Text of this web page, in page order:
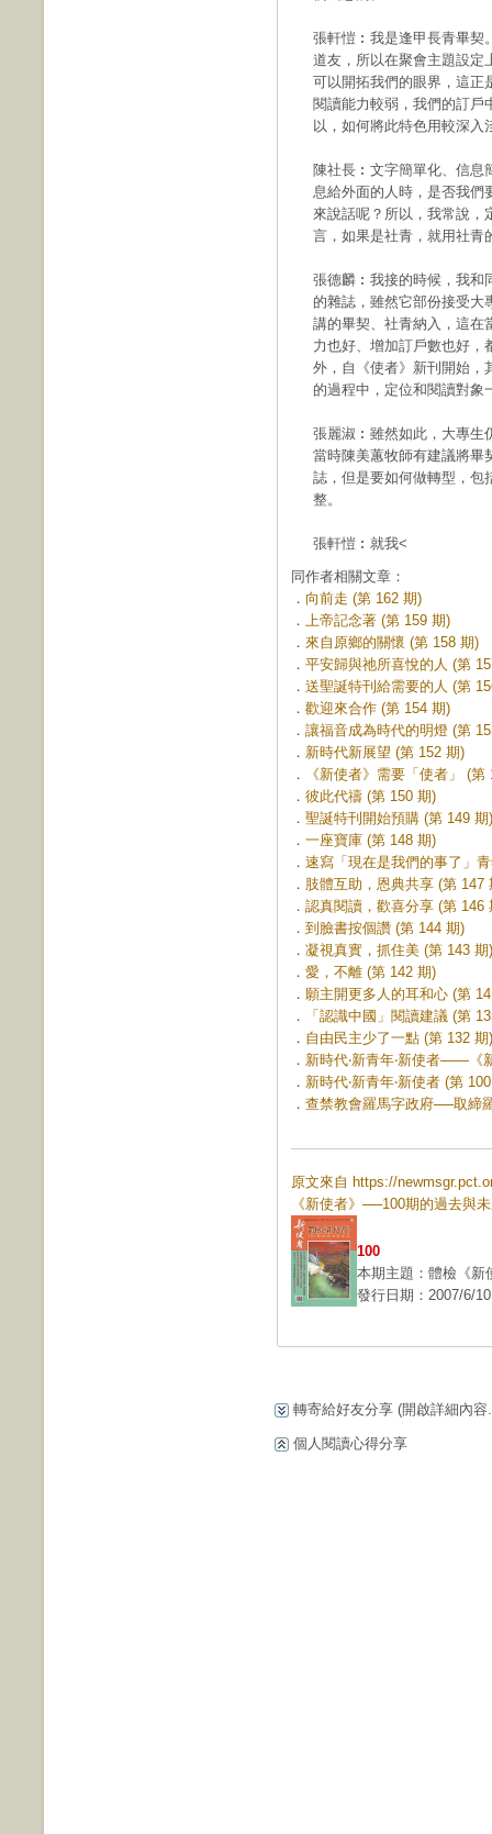
張軒愷︰我是逢甲長青畢契
道友，所以在聚會主題設定
可以開拓我們的眼界，這正
閱讀能力較弱，我們的訂戶
以，如何將此特色用較深
陳社長︰文字簡單化、信息
息給外面的人時，是否我們
來說話呢？所以，我常說，
言，如果是社青，就用社青
張德麟︰我接的時候，我和
的雜誌，雖然它部份接受大
講的畢契、社青納入，這在
力也好、增加訂戶數也好，
外，自《使者》新刊開始，
的過程中，定位和閱讀對象
張麗淑︰雖然如此，大專生
當時陳美蕙牧師有建議將畢
誌，但是要如何做轉型，包
整。
張軒愷︰就我<
同作者相關文章：
． 向前走 (第 162 期)
． 上帝記念著 (第 159 期)
． 來自原鄉的關懷 (第 158 期)
． 平安歸與祂所喜悅的人 (第
． 送聖誕特刊給需要的人 (第
． 歡迎來合作 (第 154 期)
． 讓福音成為時代的明燈 (第
． 新時代新展望 (第 152 期)
．
《新使者》需要「使者」 (第
． 彼此代禱 (第 150 期)
． 聖誕特刊開始預購 (第 149 期)
． 一座寶庫 (第 148 期)
． 速寫「現在是我們的事了」
． 肢體互助，恩典共享 (第 147
． 認真閱讀，歡喜分享 (第 146
． 到臉書按個讚 (第 144 期)
． 凝視真實，抓住美 (第 143 期)
． 愛，不離 (第 142 期)
． 願主開更多人的耳和心 (第
．
「認識中國」閱讀建議 (第
． 自由民主少了一點 (第 132 期)
． 新時代‧新青年‧新使者——《
． 新時代‧新青年‧新使者 (第
． 查禁教會羅馬字政府──取締
原文來自 https://
《新使者》──100期的過去與
100
本期主題：體檢《
發行日期：2007/6/10
轉寄給好友分享 (開啟詳細內容
個人閱讀心得分享